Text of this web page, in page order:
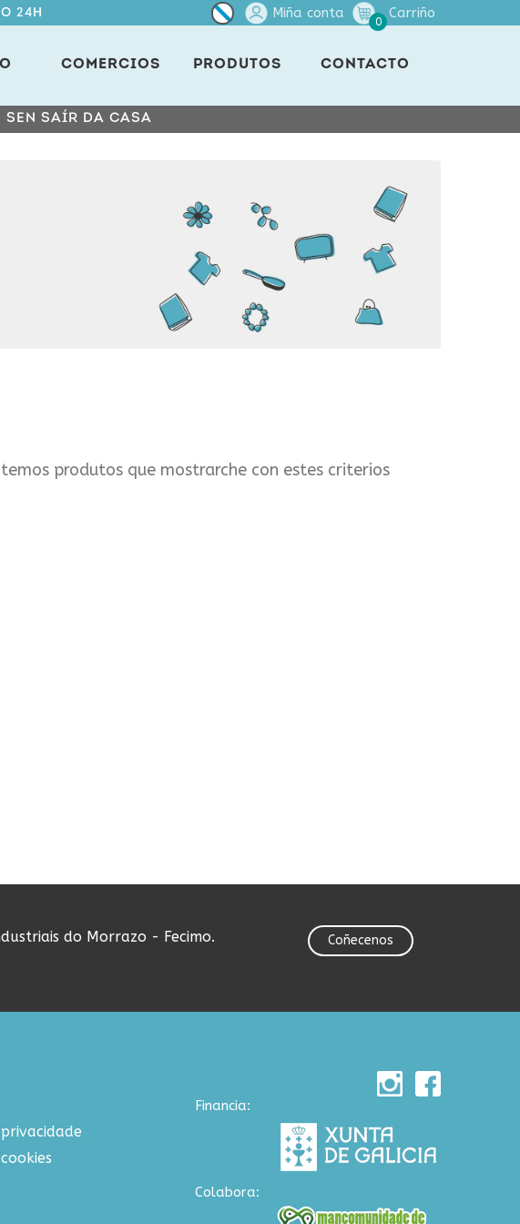
24H Miña conta
0
Carriño
COMERCIOS PRODUTOS CONTACTO
SEN SAÍR DA CASA
temos produtos que mostrarche con estes criterios
do Morrazo - Fecimo. Coñecenos
Financia:
Colabora: